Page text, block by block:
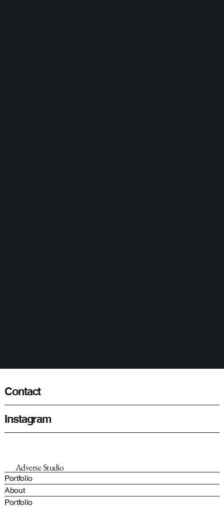
Contact
Instagram
Adverse Studio
Portfolio
About
Portfolio